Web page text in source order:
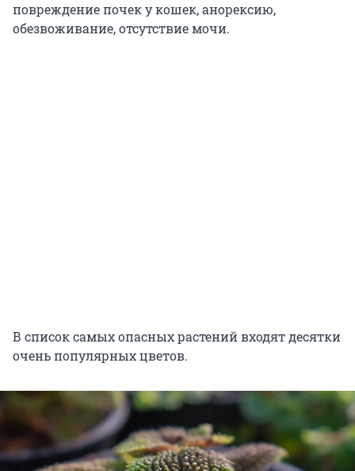
повреждение почек у кошек, анорексию,
обезвоживание, отсутствие мочи.
В список самых опасных растений входят десятки
очень популярных цветов.